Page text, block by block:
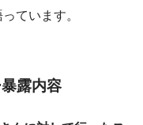
ています。
露内容